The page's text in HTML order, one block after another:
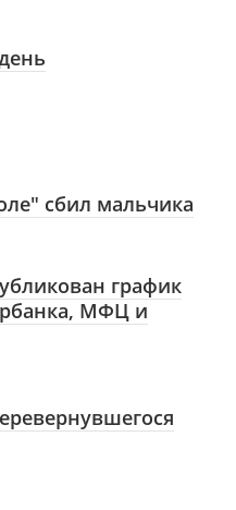
сбил мальчика
график
МФЦ и